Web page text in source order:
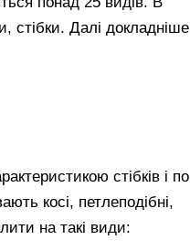
стібки. Далі докладніше
стібків і по
косі, петлеподібні,
на такі види: